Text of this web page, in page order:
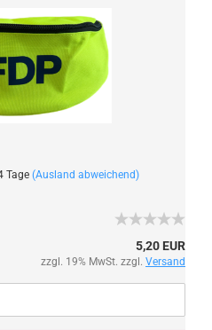
Tage (Ausland abweichend)
5,20 EUR
zzgl. 19% MwSt. zzgl. Versand